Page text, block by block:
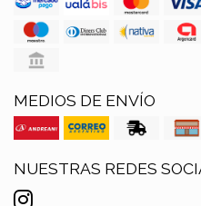
MEDIOS DE ENVÍO
NUESTRAS REDES